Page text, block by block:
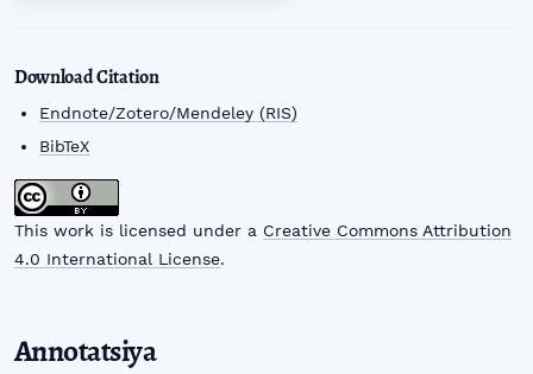
Download Citation
Endnote/Zotero/Mendeley (RIS)
BibTeX
This work is licensed under a Creative Commons Attribution
4.0 International License.
Annotatsiya